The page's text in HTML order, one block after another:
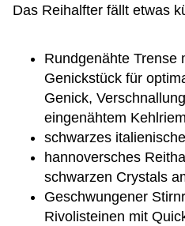
Das Reihalfter fällt etwas
Rundgenähte Trense
Genickstück für
Genick,
eingenähtem
schwarzes
hannoversches
schwarzen Crystals
Geschwungener
Rivolisteinen mit